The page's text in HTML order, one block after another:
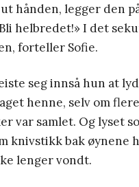
hånden, legger den
helbredet!» I det
forteller Sofie.
seg innså hun at
henne, selv om
var samlet. Og lyset
knivstikk bak øynene
lenger vondt.